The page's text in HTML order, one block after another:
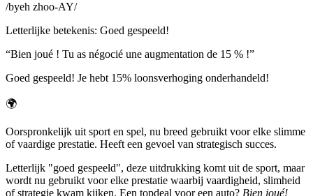
/byeh zhoo-AY/
Letterlijke betekenis: Goed gespeeld!
“Bien joué ! Tu as négocié une augmentation de 15 % !”
Goed gespeeld! Je hebt 15% loonsverhoging onderhandeld!
🌍
Oorspronkelijk uit sport en spel, nu breed gebruikt voor elke slimme
of vaardige prestatie. Heeft een gevoel van strategisch succes.
Letterlijk "goed gespeeld", deze uitdrukking komt uit de sport, maar
wordt nu gebruikt voor elke prestatie waarbij vaardigheid, slimheid
of strategie kwam kijken. Een topdeal voor een auto? Bien joué!